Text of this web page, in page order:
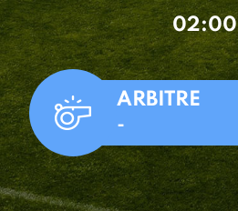
02:00
ARBITRE
-